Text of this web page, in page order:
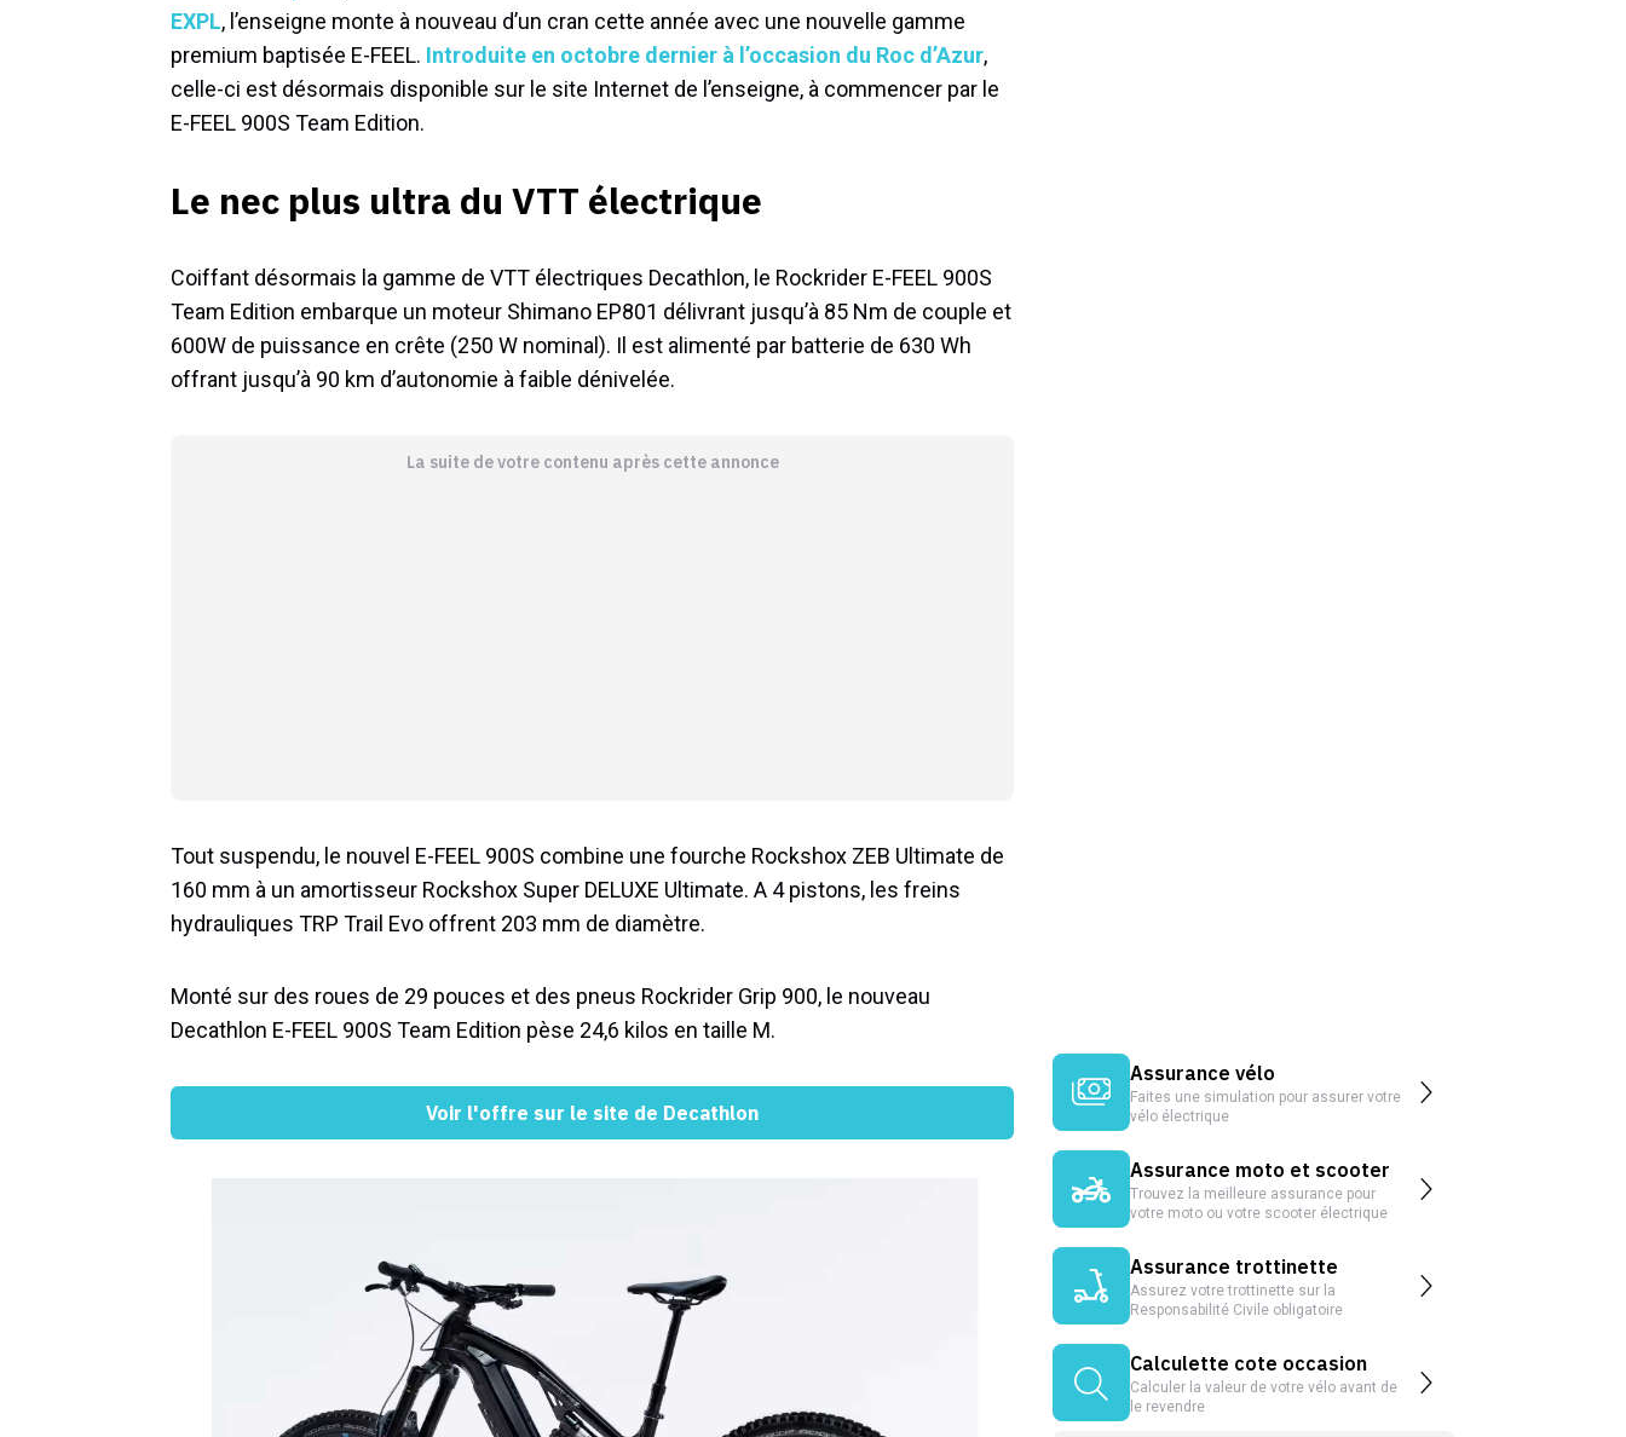
EXPL, l’enseigne monte à nouveau d’un cran cette année avec une nouvelle gamme
premium baptisée E-FEEL. Introduite en octobre dernier à l’occasion du Roc d’Azur,
celle-ci est désormais disponible sur le site Internet de l’enseigne, à commencer par le
E-FEEL 900S Team Edition.
Le nec plus ultra du VTT électrique
Coiffant désormais la gamme de VTT électriques Decathlon, le Rockrider E-FEEL 900S
Team Edition embarque un moteur Shimano EP801 délivrant jusqu’à 85 Nm de couple et
600W de puissance en crête (250 W nominal). Il est alimenté par batterie de 630 Wh
offrant jusqu’à 90 km d’autonomie à faible dénivelée.
La suite de votre contenu après cette annonce
Tout suspendu, le nouvel E-FEEL 900S combine une fourche Rockshox ZEB Ultimate de
160 mm à un amortisseur Rockshox Super DELUXE Ultimate. A 4 pistons, les freins
hydrauliques TRP Trail Evo offrent 203 mm de diamètre.
Monté sur des roues de 29 pouces et des pneus Rockrider Grip 900, le nouveau
Decathlon E-FEEL 900S Team Edition pèse 24,6 kilos en taille M.
Voir l'offre sur le site de Decathlon
Assurance vélo
Faites une simulation pour assurer votre
vélo électrique
Assurance moto et scooter
Trouvez la meilleure assurance pour
votre moto ou votre scooter électrique
Assurance trottinette
Assurez votre trottinette sur la
Responsabilité Civile obligatoire
Calculette cote occasion
Calculer la valeur de votre vélo avant de
le revendre